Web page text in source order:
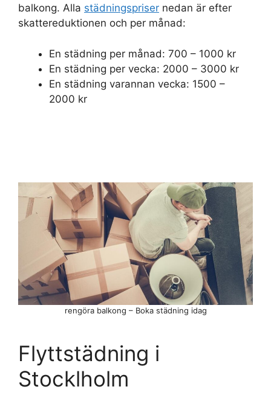
balkong. Alla städningspriser nedan är efter
skattereduktionen och per månad:
En städning per månad: 700 – 1000 kr
En städning per vecka: 2000 – 3000 kr
En städning varannan vecka: 1500 –
2000 kr
Flyttstädning i
Stocklholm
rengöra balkong – Boka städning idag